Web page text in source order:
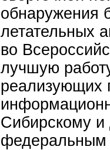
обнаружения
летательных
во
лучшую
реализующих
Сибирскому и
федеральным